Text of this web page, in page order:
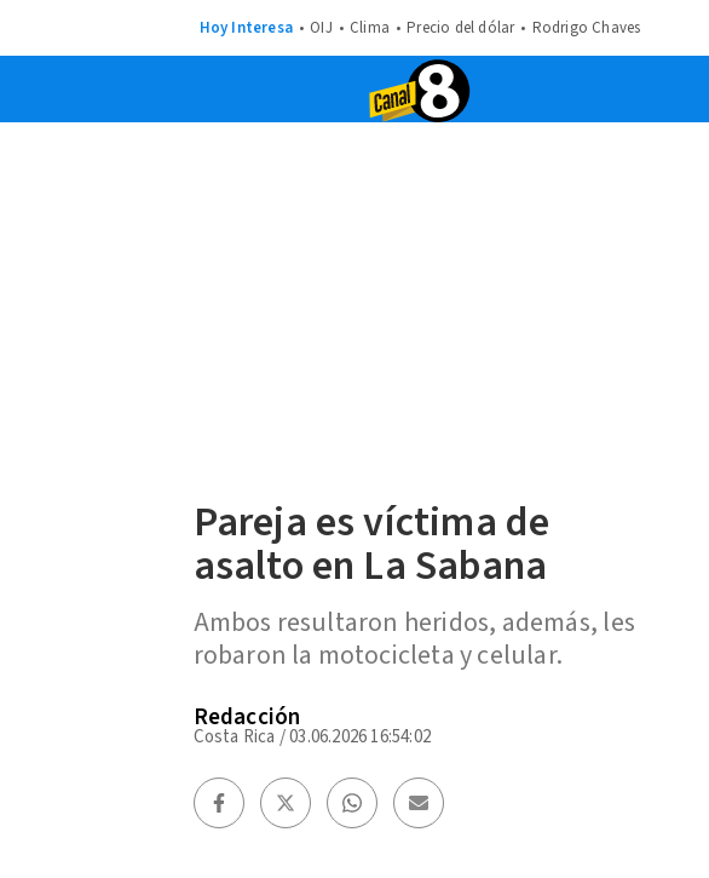
Hoy Interesa OIJ Clima Precio del dólar Rodrigo Chaves
Pareja es víctima de
asalto en La Sabana
Ambos resultaron heridos, además, les
robaron la motocicleta y celular.
Redacción
Costa Rica /03.06.2026 16:54:02